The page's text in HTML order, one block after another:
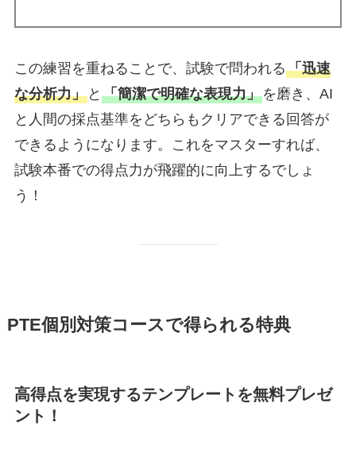
この練習を重ねることで、試験で問われる「迅速
な分析力」と 「簡潔で明確な表現力」を磨き、AI
と人間の採点基準をどちらもクリアできる回答が
できるようになります。これをマスターすれば、
試験本番での得点力が飛躍的に向上するでしょ
う！
PTE個別対策コースで得られる特典
高得点を実現するテンプレートを無料プレゼ
ント！